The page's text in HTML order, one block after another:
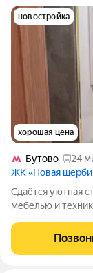
новостройка
хорошая цена
Бутово
24
ЖК «Новая
Сдаётся уютная
мебелью и
квартире: Вся
гарнитур,